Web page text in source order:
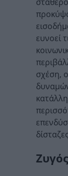
ευνοεί
σχέση,
Ζυγός